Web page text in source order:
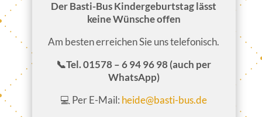
Der Basti-Bus Kindergeburtstag lässt
keine Wünsche offen
Am besten erreichen Sie uns telefonisch.
📞Tel. 01578 – 6 94 96 98 (auch per
WhatsApp)
💻 Per E-Mail: heide@basti-bus.de